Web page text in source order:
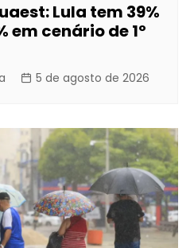
Lula tem 39%
em cenário de 1º
5 de agosto de 2026